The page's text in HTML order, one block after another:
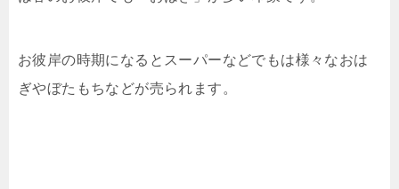
お彼岸の時期になるとスーパーなどでもは様々なおは
ぎやぼたもちなどが売られます。